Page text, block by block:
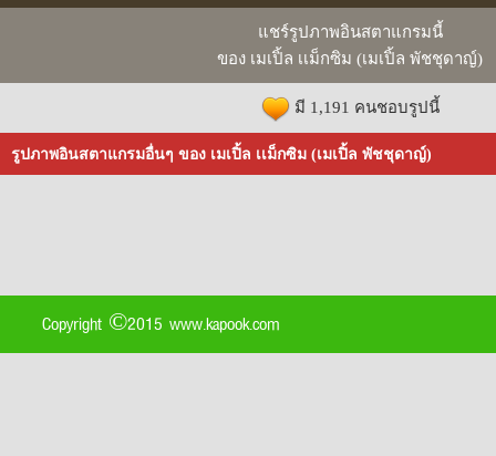
แชร์รูปภาพอินสตาแกรมนี้
ของ เมเปิ้ล เเม็กซิม (เมเปิ้ล พัชชุดาญ์)
มี 1,191 คนชอบรูปนี้
รูปภาพอินสตาแกรมอื่นๆ ของ เมเปิ้ล เเม็กซิม (เมเปิ้ล พัชชุดาญ์)
Copyright ©2015 www.kapook.com